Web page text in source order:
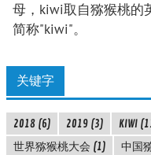
母，kiwi取自猕猴桃的
简称"kiwi"。
关键字
2018(6) 2019(3) KIWI
世界猕猴桃大会 (1) 中国